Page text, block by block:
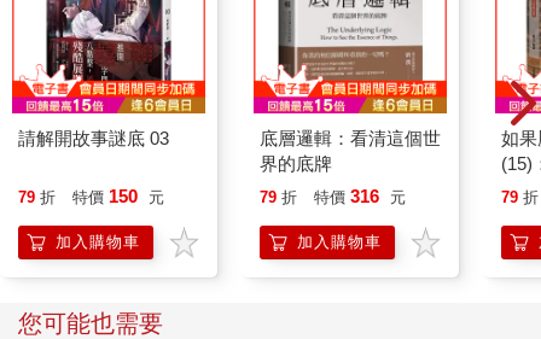
請解開故事謎底 03
79 折 特價 150 元
加入購物車
底層邏輯：看清這個世
界的底牌
79 折 特價 316 元
加入購物車
如
(15)
貓
79 折
您可能也需要